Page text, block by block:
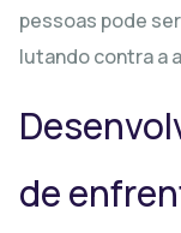
pessoas pode
lutando contra a
de